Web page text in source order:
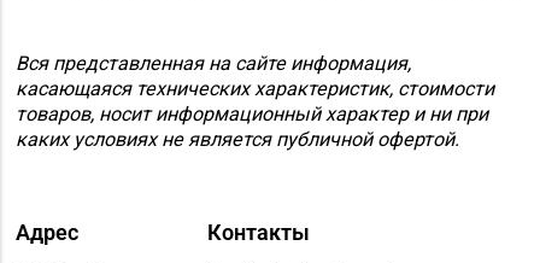
Вся представленная на сайте информация,
касающаяся технических характеристик, стоимости
товаров, носит информационный характер и ни при
каких условиях не является публичной офертой.
Адрес Контакты